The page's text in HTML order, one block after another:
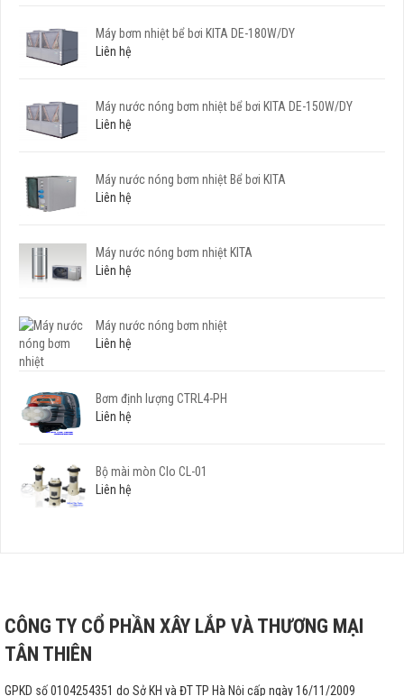
Máy bơm nhiệt bể bơi KITA DE-180W/DY
Liên hệ
Máy nước nóng bơm nhiệt bể bơi KITA DE-150W/DY
Liên hệ
Máy nước nóng bơm nhiệt Bể bơi KITA
Liên hệ
Máy nước nóng bơm nhiệt KITA
Liên hệ
Máy nước nóng bơm nhiệt
Liên hệ
Bơm định lượng CTRL4-PH
Liên hệ
Bộ mài mòn Clo CL-01
Liên hệ
CÔNG TY CỔ PHẦN XÂY LẮP VÀ THƯƠNG MẠI
TÂN THIÊN
GPKD số 0104254351 do Sở KH và ĐT TP Hà Nội cấp ngày 16/11/2009